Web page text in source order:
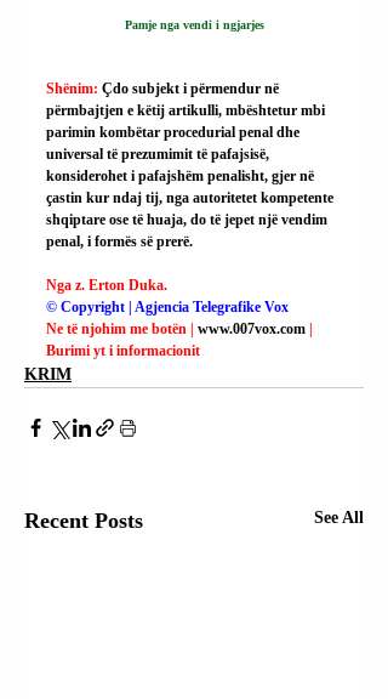
Pamje nga vendi i ngjarjes
Shënim: Çdo subjekt i përmendur në
përmbajtjen e këtij artikulli, mbështetur mbi
parimin kombëtar procedurial penal dhe
universal të prezumimit të pafajsisë,
konsiderohet i pafajshëm penalisht, gjer në
çastin kur ndaj tij, nga autoritetet kompetente
shqiptare ose të huaja, do të jepet një vendim
penal, i formës së prerë.
Nga z. Erton Duka.
© Copyright | Agjencia Telegrafike Vox
Ne të njohim me botën | www.007vox.com |
Burimi yt i informacionit
KRIM
Recent Posts See All